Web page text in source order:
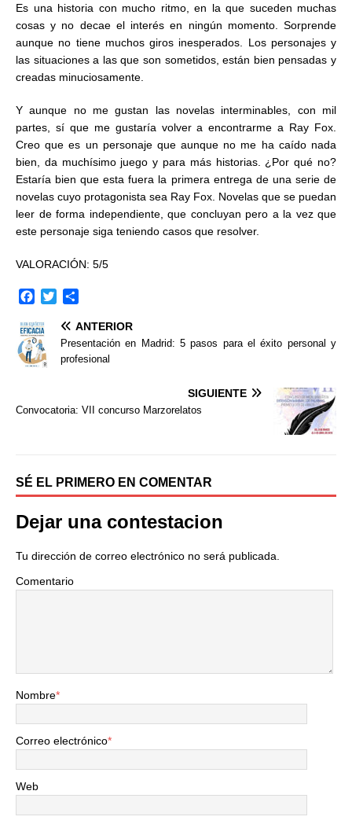
Es una historia con mucho ritmo, en la que suceden muchas
cosas y no decae el interés en ningún momento. Sorprende
aunque no tiene muchos giros inesperados. Los personajes y
las situaciones a las que son sometidos, están bien pensadas y
creadas minuciosamente.
Y aunque no me gustan las novelas interminables, con mil
partes, sí que me gustaría volver a encontrarme a Ray Fox.
Creo que es un personaje que aunque no me ha caído nada
bien, da muchísimo juego y para más historias. ¿Por qué no?
Estaría bien que esta fuera la primera entrega de una serie de
novelas cuyo protagonista sea Ray Fox. Novelas que se puedan
leer de forma independiente, que concluyan pero a la vez que
este personaje siga teniendo casos que resolver.
VALORACIÓN: 5/5
c
e
b
k
m
p
a
ANTERIOR
Presentación en Madrid: 5 pasos para el éxito personal y
profesional
SIGUIENTE
Convocatoria: VII concurso Marzorelatos
SÉ EL PRIMERO EN COMENTAR
Dejar una contestacion
Tu dirección de correo electrónico no será publicada.
Comentario
Nombre*
Correo electrónico*
Web